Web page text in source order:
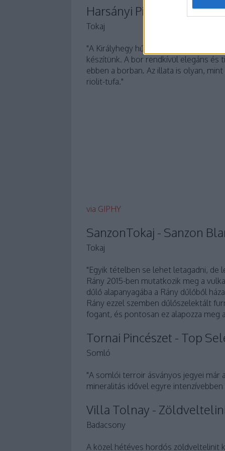
Harsányi Pincészet -
Tokaj
"A Királyhegy hűvös karakterű dűlő,
készítünk. A bor rendkívül elegáns és
ebben a borban. Az illata is olyan,
riolit-tufa."
via GIPHY
SanzonTokaj - Sanzon
Tokaj
"Egyik tételben se lehet letagadni, de
Rány 2015-ben mutatkozik meg a
dűlő alapanyagába a Rány dűlőből
Rány ezzel szemben dűlőszelektált
fogant, és pontosan ez alapozza meg
Tornai Pincészet - Top
Somló
"A somlói terroir ásványos jegyei már
mineralitás idővel egyre
Villa Tolnay -
Badacsony
A közel hétéves hordós zöldveltelinit